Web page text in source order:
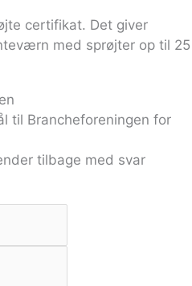
certifikat. Det giver
med sprøjter op til 25
til Brancheforeningen for
tilbage med svar